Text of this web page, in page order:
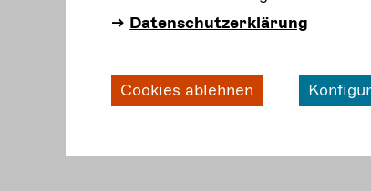
Datenschutzerklärung
Cookies ablehnen